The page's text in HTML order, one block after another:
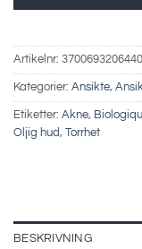
Artikelnr: 3700693206440
Kategorier: Ansikte,
Etiketter: Akne,
Oljig hud, Torrhet
BESKRIVNING